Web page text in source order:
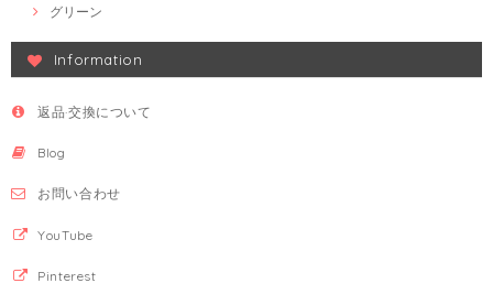
グリーン
Information
返品·交換について
Blog
お問い合わせ
YouTube
Pinterest